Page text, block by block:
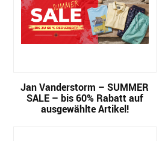
Jan Vanderstorm – SUMMER
SALE – bis 60% Rabatt auf
ausgewählte Artikel!